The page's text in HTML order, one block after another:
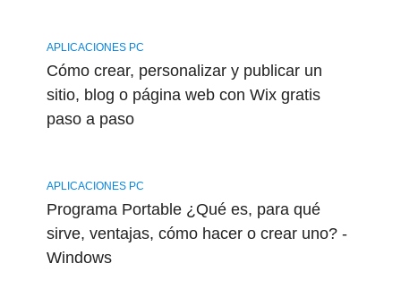
APLICACIONES PC
Cómo crear, personalizar y publicar un
sitio, blog o página web con Wix gratis
paso a paso
APLICACIONES PC
Programa Portable ¿Qué es, para qué
sirve, ventajas, cómo hacer o crear uno? -
Windows